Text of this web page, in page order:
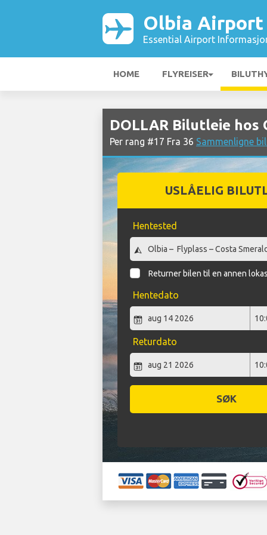
Olbia Airport
Essential Airport
HOME FLYREISER
DOLLAR Bilutleie
Per rang #17 Fra 36 Sammenligne
USLÅELIG
Hentested
Returner bilen til en annen
Hentedato
Returdato
SØK